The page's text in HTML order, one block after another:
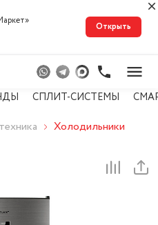
Открыть
СПЛИТ-СИСТЕМЫ
Холодильники